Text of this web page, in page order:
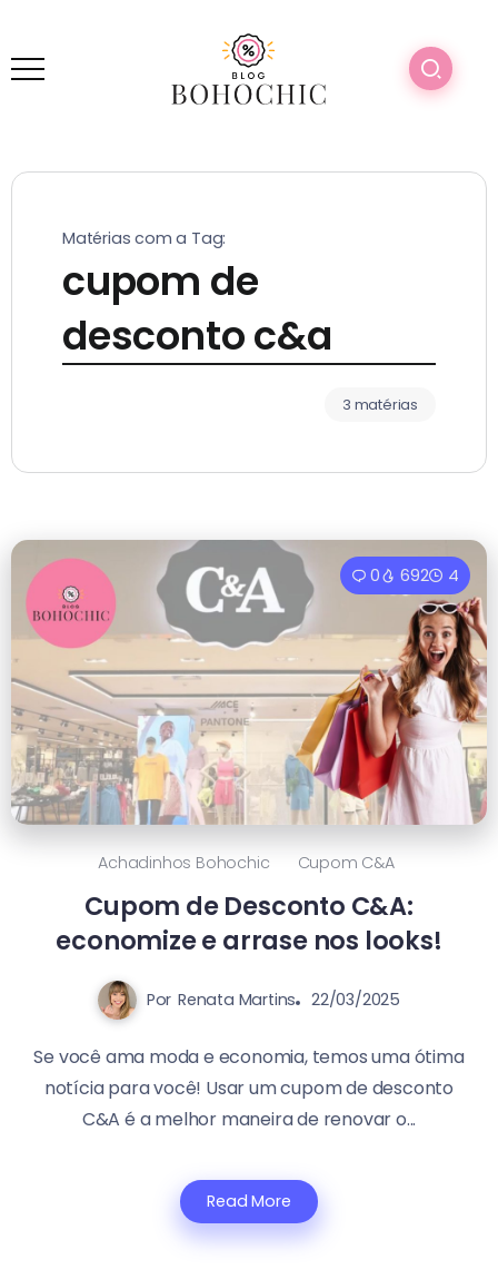
Matérias com a Tag:
cupom de
desconto c&a
3 matérias
0 692 4
Achadinhos Bohochic Cupom C&a
Cupom de Desconto C&A:
economize e arrase nos looks!
Por Renata Martins 22/03/2025
Se você ama moda e economia, temos uma ótima
notícia para você! Usar um cupom de desconto
C&A é a melhor maneira de renovar o...
Read More